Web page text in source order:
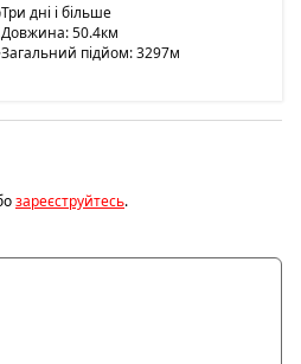
Три дні і більше
Довжина: 50.4км
Загальний підйом: 3297м
зареєструйтесь.